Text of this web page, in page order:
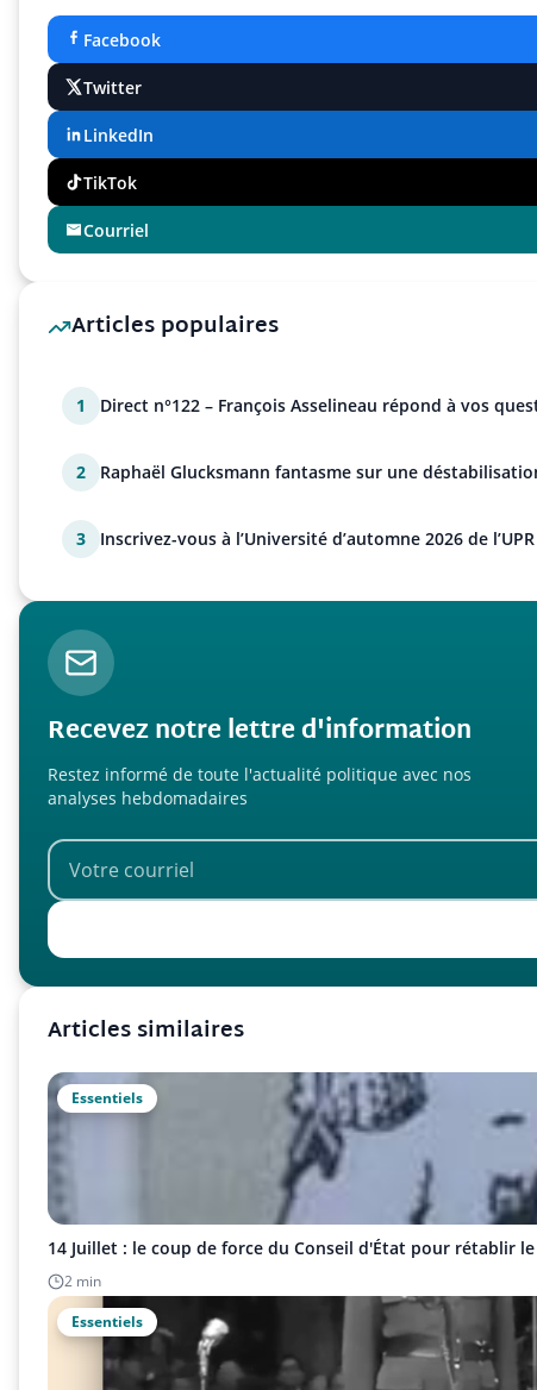
Facebook
Twitter
LinkedIn
TikTok
Courriel
Articles populaires
1 Direct n°122 – François Asselineau répond à vos
2 Raphaël Glucksmann fantasme sur une
3 Inscrivez-vous à l’Université d’automne 2026 de l’UPR
Recevez notre lettre d'information
Restez informé de toute l'actualité politique avec nos
analyses hebdomadaires
Articles similaires
Essentiels
14 Juillet : le coup de force du Conseil d'État pour rétablir le
2 min
Essentiels